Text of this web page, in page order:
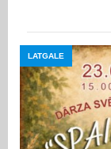
LATGALE